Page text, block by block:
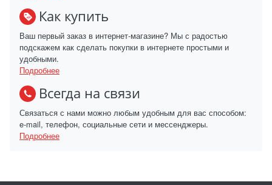
Как купить
Ваш первый заказ в интернет-магазине? Мы с радостью
подскажем как сделать покупки в интернете простыми и
удобными.
Подробнее
Всегда на связи
Связаться с нами можно любым удобным для вас способом:
e-mail, телефон, социальные сети и мессенджеры.
Подробнее